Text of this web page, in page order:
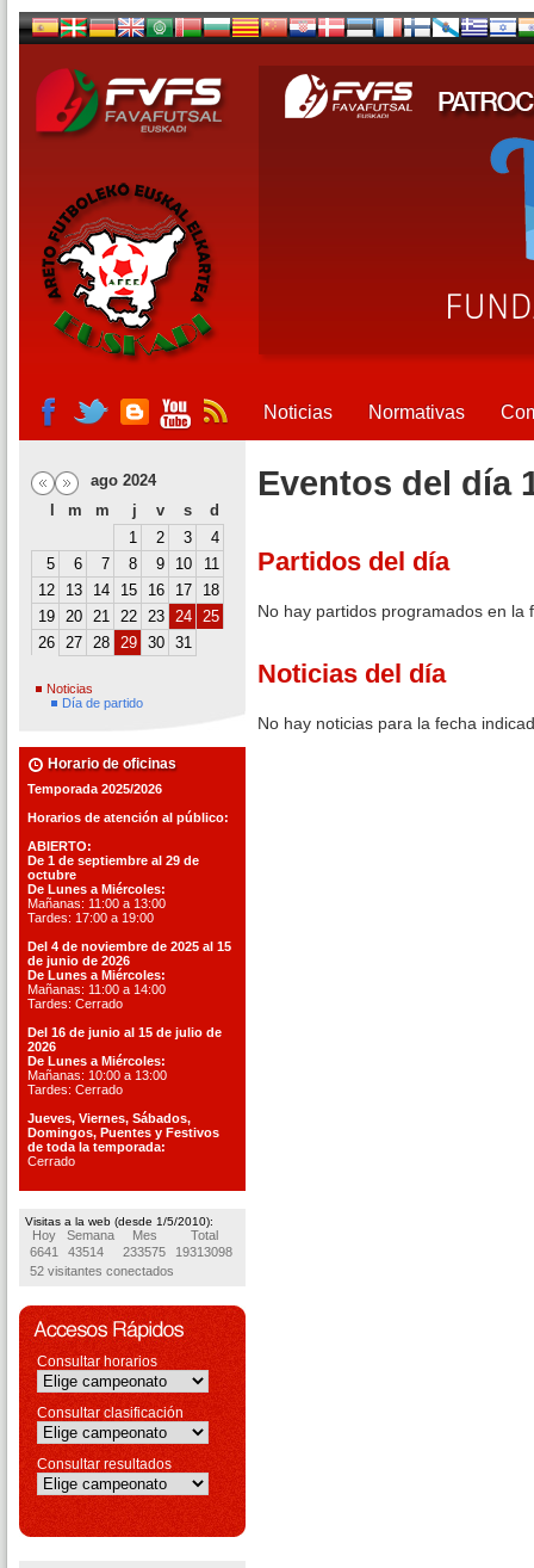
Noticias Normativas
ago 2024
m m j v s
d
1
2 3
4
5
6 7 8 9 10
11
12
13 14 15 16 17
18
19 20 21 22 23 24 25
26 27 28 29 30 31
Noticias
Día de partido
Horario de oficinas
Temporada 2025/2026
Horarios de atención al público:
ABIERTO:
De 1 de septiembre al 29 de
octubre
De Lunes a Miércoles:
Mañanas: 11:00 a 13:00
Tardes: 17:00 a 19:00
Del 4 de noviembre de 2025 al 15
de junio de 2026
De Lunes a Miércoles:
Mañanas: 11:00 a 14:00
Tardes: Cerrado
Del 16 de junio al 15 de julio de
2026
De Lunes a Miércoles:
Mañanas: 10:00 a 13:00
Tardes: Cerrado
Jueves, Viernes, Sábados,
Domingos, Puentes y Festivos
de toda la temporada:
Cerrado
Visitas a la web (desde 1/5/2010):
Hoy Semana Mes
Total
6641
43514 233575
19313098
52 visitantes conectados
Consultar horarios
Consultar clasificación
Consultar resultados
Eventos del día
Partidos del día
No hay partidos programados en la
Noticias del día
No hay noticias para la fecha